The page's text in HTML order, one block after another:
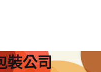
裝公司